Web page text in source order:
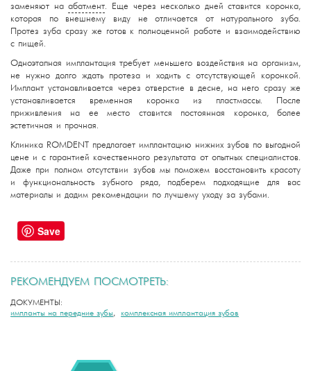
заменяют наабатмент. Еще через несколько дней ставится коронка,
которая по внешнему виду не отличается от натурального зуба.
Протез зуба сразу же готов к полноценной работе и взаимодействию
с пищей.
Одноэтапная имплантация требует меньшего воздействия на организм,
не нужно долго ждать протеза и ходить с отсутствующей коронкой.
Имплант устанавливается через отверстие в десне, на него сразу же
устанавливается временная коронка из пластмассы. После
приживления на ее место ставится постоянная коронка, более
эстетичная и прочная.
Клиника ROMDENT предлагает имплантацию нижних зубов по выгодной
цене и с гарантией качественного результата от опытных специалистов.
Даже при полном отсутствии зубов мы поможем восстановить красоту
и функциональность зубного ряда, подберем подходящие для вас
материалы и дадим рекомендации по лучшему уходу за зубами.
Save
РЕКОМЕНДУЕМ ПОСМОТРЕТЬ:
ДОКУМЕНТЫ:
импланты на передние зубы, комплексная имплантация зубов